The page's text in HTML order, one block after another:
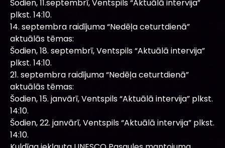
Šodien, 11.septembrī, Ventspils “Aktuālā intervija”
plkst. 14:10.
14. septembra raidījuma “Nedēļa ceturtdienā”
aktuālās tēmas:
Šodien, 18. septembrī, Ventspils “Aktuālā intervija”
plkst. 14:10.
21. septembra raidījuma “Nedēļa ceturtdienā”
aktuālās tēmas:
Šodien, 15. janvārī, Ventspils “Aktuālā intervija” plkst.
14:10.
Šodien, 22. janvārī, Ventspils “Aktuālā intervija” plkst.
14:10.